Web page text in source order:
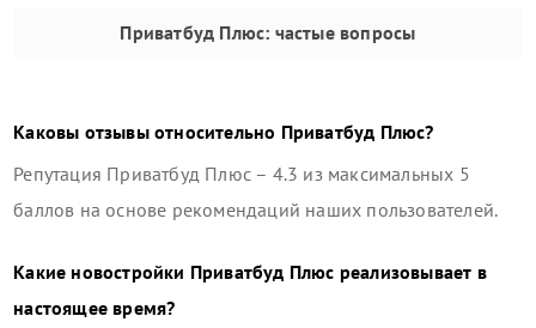
Приватбуд Плюс: частые вопросы
Каковы отзывы относительно Приватбуд Плюс?
Репутация Приватбуд Плюс – 4.3 из максимальных 5
баллов на основе рекомендаций наших пользователей.
Какие новостройки Приватбуд Плюс реализовывает в
настоящее время?